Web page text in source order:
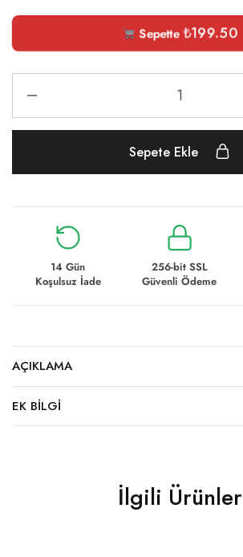
Sepette₺199.50
Sepete Ekle
14 Gün
Koşulsuz İade
256-bit SSL
Güvenli Ödeme
AÇIKLAMA
EK BILGI
İlgili Ürünler